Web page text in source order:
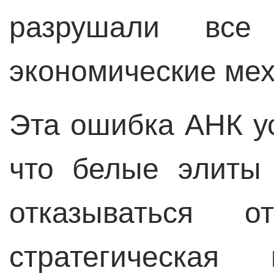
разрушали
экономические
Эта ошибка АНК
что белые элиты
отказываться